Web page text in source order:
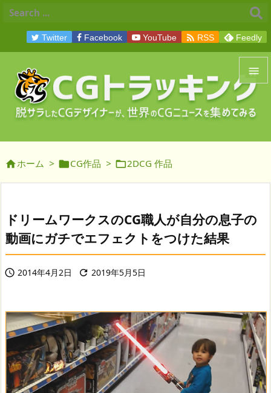


メニュ
前へ
次へ
Twitter Facebook YouTube  RSS Feedly
ホーム > CG作品 > 2DCG 作品
ドリームワークスのCG職人が自分の息子の
動画にガチでエフェクトをつけた結果
 2014年4月2日  2019年5月5日